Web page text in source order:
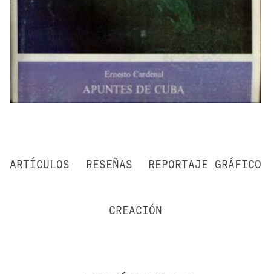
ARTÍCULOS RESEÑAS REPORTAJE GRÁFICO
CREACIÓN